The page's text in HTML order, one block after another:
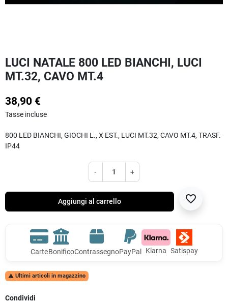
LUCI NATALE 800 LED BIANCHI, LUCI
MT.32, CAVO MT.4
38,90 €
Tasse incluse
800 LED BIANCHI, GIOCHI L., X EST., LUCI MT.32, CAVO MT.4, TRASF.
IP44
- +
Aggiungi al carrello favorite_border
CarteBonificoContrassegnoPayPal Klarna Satispay
 Ultimi articoli in magazzino
Condividi